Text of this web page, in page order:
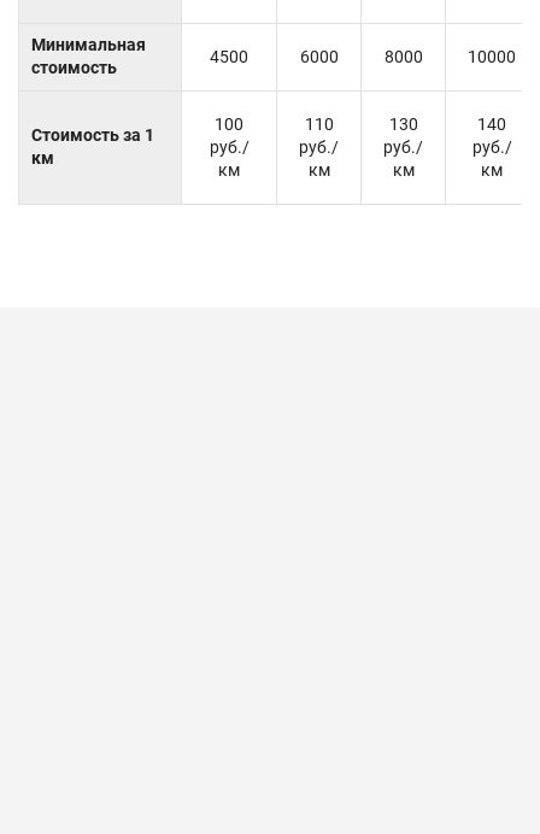
Минимальная
стоимость
4500 6000 8000 10000
Стоимость за 1
км
100
руб./
км
110
руб./
км
130
руб./
км
140
руб./
км